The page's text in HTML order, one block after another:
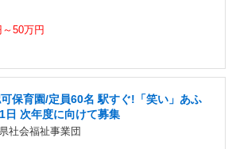
50万円
保育園/定員60名 駅すぐ!「笑い」あふ
日 次年度に向けて募集
社会福祉事業団